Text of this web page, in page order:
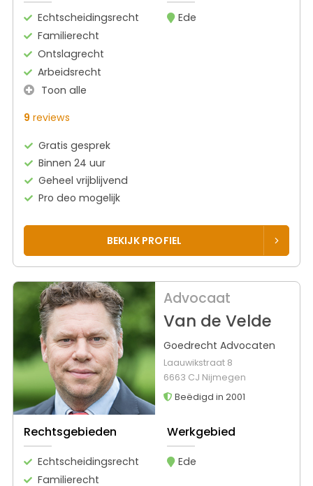
Echtscheidingsrecht
Familierecht
Ontslagrecht
Arbeidsrecht
Toon alle
Ede
9 reviews
Gratis gesprek
Binnen 24 uur
Geheel vrijblijvend
Pro deo mogelijk
BEKIJK PROFIEL
Advocaat
Van de Velde
Goedrecht Advocaten
Laauwikstraat 8
6663 CJ Nijmegen
Beëdigd in 2001
Rechtsgebieden
Echtscheidingsrecht
Familierecht
Werkgebied
Ede